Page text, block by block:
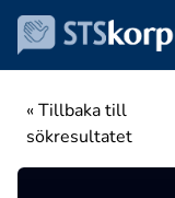
« Tillbaka till
sökresultatet